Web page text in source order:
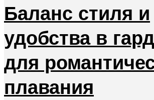
Баланс стиля и
удобства в
для
плавания